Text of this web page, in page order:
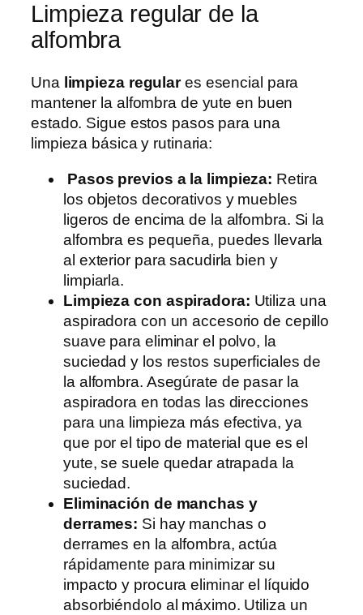
Limpieza regular de la
alfombra
Una limpieza regulares esencial para
mantener la alfombra de yute en buen
estado. Sigue estos pasos para una
limpieza básica y rutinaria:
Pasos previos a la limpieza: Retira
los objetos decorativos y muebles
ligeros de encima de la alfombra. Si la
alfombra es pequeña, puedes llevarla
al exterior para sacudirla bien y
limpiarla.
Limpieza con aspiradora: Utiliza una
aspiradora con un accesorio de cepillo
suave para eliminar el polvo, la
suciedad y los restos superficiales de
la alfombra. Asegúrate de pasar la
aspiradora en todas las direcciones
para una limpieza más efectiva, ya
que por el tipo de material que es el
yute, se suele quedar atrapada la
suciedad.
Eliminación de manchas y
derrames: Si hay manchas o
derrames en la alfombra, actúa
rápidamente para minimizar su
impacto y procura eliminar el líquido
absorbiéndolo al máximo. Utiliza un